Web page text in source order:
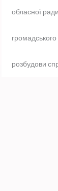
обласної
розбудови